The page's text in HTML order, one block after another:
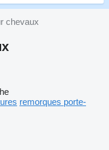
chevaux
remorques porte-